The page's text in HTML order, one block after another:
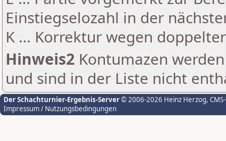
Einstiegselozahl in der
K ... Korrektur wegen
Hinweis2 Kontumazen
und sind in der Liste nicht
Der Schachturnier-Ergebnis-Server© 2006-2026 Heinz Herzog,
Impressum / Nutzungsbedingungen